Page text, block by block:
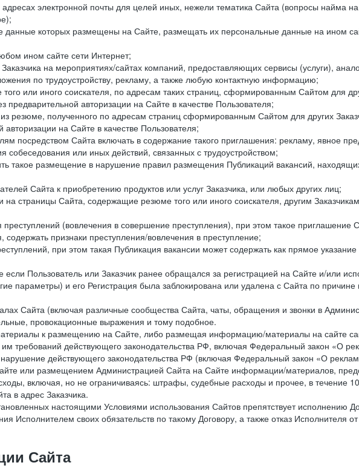
электронной почты для целей иных, нежели тематика Сайта (вопросы найма
которых размещены на Сайте, размещать их персональные данные на ином
ином сайте сети Интернет;
на мероприятиях/сайтах компаний, предоставляющих сервисы (услуги),
по трудоустройству, рекламу, а также любую контактную информацию;
или иного соискателя, по адресам таких страниц, сформированным Сайтом для
авторизации на Сайте в качестве Пользователя;
резюме, полученного по адресам страниц сформированным Сайтом для других
на Сайте в качестве Пользователя;
посредством Сайта включать в содержание такого приглашения: рекламу, явное
собеседования или иных действий, связанных с трудоустройством;
такое размещение в нарушение правил размещения Публикаций вакансий,
Сайта к приобретению продуктов или услуг Заказчика, или любых других лиц;
на страницы Сайта, содержащие резюме того или иного соискателя, другим
(вовлечения в совершение преступления), при этом такое приглашение
признаки преступления/вовлечения в преступление;
при этом такая Публикация вакансии может содержать как прямое указание
если Пользователь или Заказчик ранее обращался за регистрацией на Сайте и/или
параметры) и его Регистрация была заблокирована или удалена с Сайта по
Сайта (включая различные сообщества Сайта, чаты, обращения и звонки в
провокационные выражения и тому подобное.
к размещению на Сайте, либо размещая информацию/материалы на сайте
им требований действующего законодательства РФ, включая Федеральный закон «О
действующего законодательства РФ (включая Федеральный закон «О
или размещением Администрацией Сайта на Сайте информации/материалов,
включая, но не ограничиваясь: штрафы, судебные расходы и прочее, в течение
в адрес Заказчика.
настоящими Условиями использования Сайтов препятствует исполнению
Исполнителем своих обязательств по такому Договору, а также отказ Исполнителя
Сайта